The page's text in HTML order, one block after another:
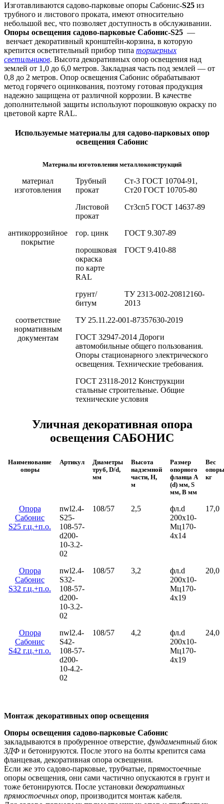
Изготавливаются садово-парковые опоры Сабонис-S25 из
трубного и листового проката, имеют относительно
небольшой вес, что позволяет доступность в обслуживании.
Опоры освещения садово-парковые Сабонис-S25 —
венчает декоративный кронштейн-корзина, в которую
крепится осветительный прибор типа торшерных
светильников. Высота декоративных опор освещения над
землей от 1,0 до 6,0 метров. Закладная часть под землей — от
0,8 до 2 метров. Опор освещения Сабонис обрабатывают
метод горячего оцинкования, поэтому готовая продукция
надежно защищена от различной коррозии. В качестве
дополнительной защиты используют порошковую окраску по
цветовой карте RAL.
Используемые материалы для садово-парковых опор
освещения Сабонис
Материалы изготовления металлоконструкций
материал
изготовления
Трубный
прокат
Ст-3 ГОСТ 10704-91,
Ст20 ГОСТ 10705-80
Листовой
прокат
Ст3сп5 ГОСТ 14637-89
антикоррозийное
покрытие
гор. цинк
ГОСТ 9.307-89
порошковая
окраска
по карте
RAL
ГОСТ 9.410-88
грунт/
битум
ТУ 2313-002-20812160-
2013
соответствие
нормативным
документам
ТУ 25.11.22-001-87357630-2019
ГОСТ 32947-2014 Дороги
автомобильные общего пользования.
Опоры стационарного электрического
освещения. Технические требования.
ГОСТ 23118-2012 Конструкции
стальные строительные. Общие
технические условия
Уличная декоративная опора
освещения САБОНИС
Наименование
опоры
Артикул
Диаметры
труб, D/d,
мм
Высота
надземной
части, H,
м
Размер
опорного
фланца A
(d) мм, S
мм, B мм
Вес
кг
Опора
Сабонис
S25 г.ц.+п.о.
nwl2.4-
S25-
108-57-
d200-
10-3.2-
02
108/57 2,5
фл.d
200х10-
Мц170-
4х14
17,0
Опора
Сабонис
S32 г.ц.+п.о.
nwl2.4-
S32-
108-57-
d200-
10-3.2-
02
108/57 3,2
фл.d
200х10-
Мц170-
4х19
20,0
Опора
Сабонис
S42 г.ц.+п.о.
nwl2.4-
S42-
108-57-
d200-
10-4.2-
02
108/57 4,2
фл.d
200х10-
Мц170-
4х19
24,0
Монтаж декоративных опор освещения
Опоры освещения садово-парковые Сабонис
закладываются в пробуренное отверстие, фундаментный блок
ЗДФ и бетонируются. После этого на болты крепится сама
фланцевая, декоративная опора освещения.
Если же это садово-парковые, трубчатые, прямостоечные
опоры освещения, они сами частично опускаются в грунт и
тоже бетонируются. После установки декоративных
прямостоечных опор, производится монтаж кабеля.